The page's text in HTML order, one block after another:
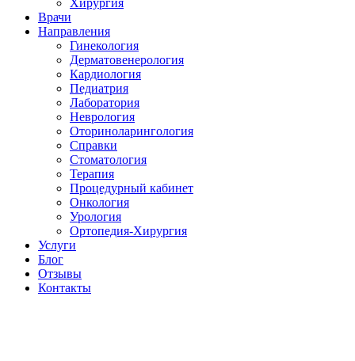
Хирургия
Врачи
Направления
Гинекология
Дерматовенерология
Кардиология
Педиатрия
Лаборатория
Неврология
Оториноларингология
Справки
Стоматология
Терапия
Процедурный кабинет
Онкология
Урология
Ортопедия-Хирургия
Услуги
Блог
Отзывы
Контакты